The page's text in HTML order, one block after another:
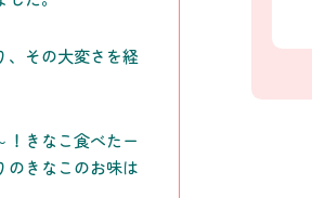
、その大変さを経
！きなこ食べたー
のきなこのお味は